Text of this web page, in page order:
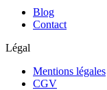
Blog
Contact
Légal
Mentions légales
CGV